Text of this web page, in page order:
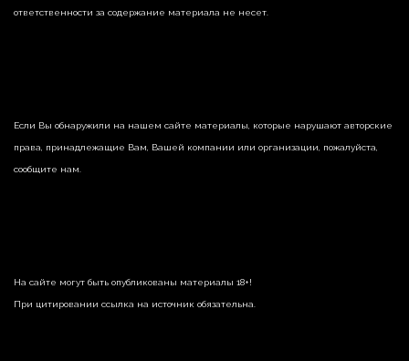
ответственности за содержание материала не несет.
Если Вы обнаружили на нашем сайте материалы, которые нарушают авторские
права, принадлежащие Вам, Вашей компании или организации, пожалуйста,
сообщите нам.
На сайте могут быть опубликованы материалы 18+!
При цитировании ссылка на источник обязательна.